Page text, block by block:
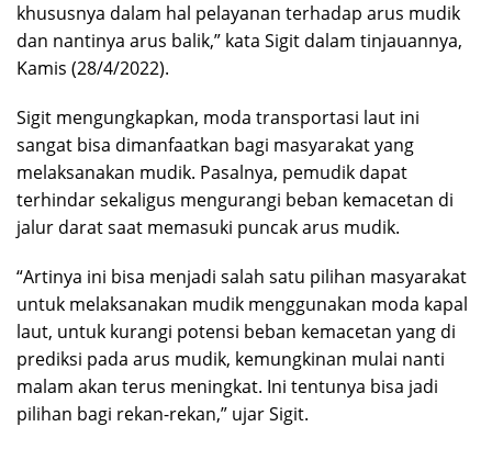
khususnya dalam hal pelayanan terhadap arus mudik
dan nantinya arus balik,” kata Sigit dalam tinjauannya,
Kamis (28/4/2022).
Sigit mengungkapkan, moda transportasi laut ini
sangat bisa dimanfaatkan bagi masyarakat yang
melaksanakan mudik. Pasalnya, pemudik dapat
terhindar sekaligus mengurangi beban kemacetan di
jalur darat saat memasuki puncak arus mudik.
“Artinya ini bisa menjadi salah satu pilihan masyarakat
untuk melaksanakan mudik menggunakan moda kapal
laut, untuk kurangi potensi beban kemacetan yang di
prediksi pada arus mudik, kemungkinan mulai nanti
malam akan terus meningkat. Ini tentunya bisa jadi
pilihan bagi rekan-rekan,” ujar Sigit.